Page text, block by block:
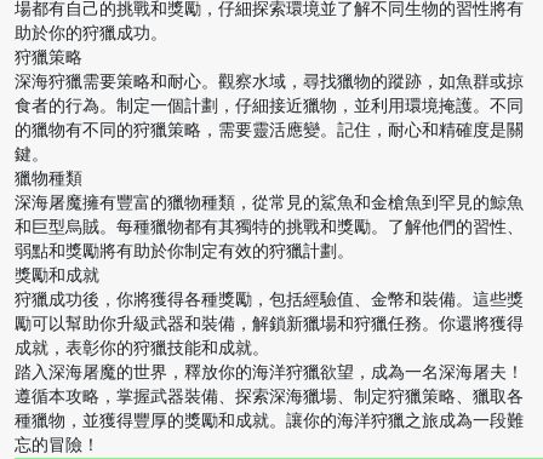
場都有自己的挑戰和獎勵，仔細探索環境並了解不同生物的習性將有
助於你的狩獵成功。
狩獵策略
深海狩獵需要策略和耐心。觀察水域，尋找獵物的蹤跡，如魚群或掠
食者的行為。制定一個計劃，仔細接近獵物，並利用環境掩護。不同
的獵物有不同的狩獵策略，需要靈活應變。記住，耐心和精確度是關
鍵。
獵物種類
深海屠魔擁有豐富的獵物種類，從常見的鯊魚和金槍魚到罕見的鯨魚
和巨型烏賊。每種獵物都有其獨特的挑戰和獎勵。了解他們的習性、
弱點和獎勵將有助於你制定有效的狩獵計劃。
獎勵和成就
狩獵成功後，你將獲得各種獎勵，包括經驗值、金幣和裝備。這些獎
勵可以幫助你升級武器和裝備，解鎖新獵場和狩獵任務。你還將獲得
成就，表彰你的狩獵技能和成就。
踏入深海屠魔的世界，釋放你的海洋狩獵欲望，成為一名深海屠夫！
遵循本攻略，掌握武器裝備、探索深海獵場、制定狩獵策略、獵取各
種獵物，並獲得豐厚的獎勵和成就。讓你的海洋狩獵之旅成為一段難
忘的冒險！